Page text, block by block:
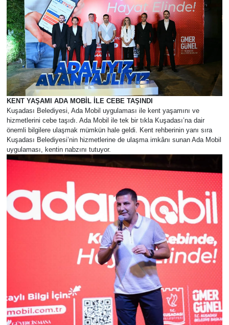
KENT YAŞAMI ADA MOBİL İLE CEBE TAŞINDI
Kuşadası Belediyesi, Ada Mobil uygulaması ile kent yaşamını ve
hizmetlerini cebe taşıdı. Ada Mobil ile tek bir tıkla Kuşadası’na dair
önemli bilgilere ulaşmak mümkün hale geldi. Kent rehberinin yanı sıra
Kuşadası Belediyesi’nin hizmetlerine de ulaşma imkânı sunan Ada Mobil
uygulaması, kentin nabzını tutuyor.